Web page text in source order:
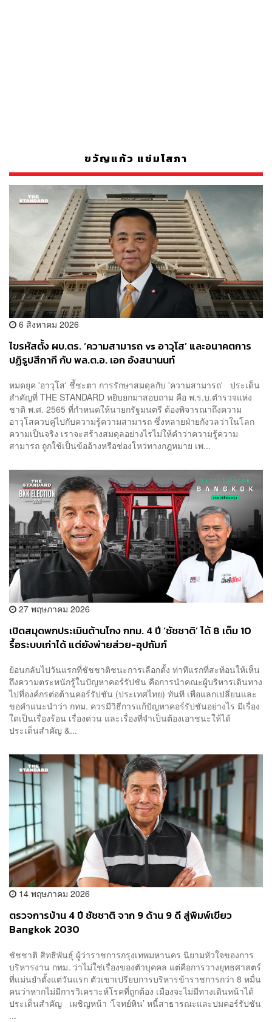
ขวัญแก้ว แช่มโสภา
6 สิงหาคม 2026
ไขรหัสตั้ง ผบ.ตร. ‘ความสามารถ vs อาวุโส’ และอนาคตการ
ปฏิรูปสีกากี กับ พล.ต.อ. เอก อังสนานนท์
หมดยุค 'อาวุโส' ชี้ชะตา การรักษาสมดุลกับ 'ความสามารถ' ประเด็น
สำคัญที่ THE STANDARD หยิบยกมาสอบถาม คือ พ.ร.บ.ตำรวจแห่ง
ชาติ พ.ศ. 2565 ที่กำหนดให้นายกรัฐมนตรี ต้องพิจารณาถึงความ
อาวุโสควบคู่ไปกับความรู้ความสามารถ ซึ่งหลายฝ่ายกังวลว่าในโลก
ความเป็นจริง เราจะสร้างสมดุลอย่างไรไม่ให้คำว่าความรู้ความ
สามารถ ถูกใช้เป็นข้ออ้างหรือช่องโหว่ทางกฎหมาย เพ...
27 พฤษภาคม 2026
เปิดสมุดพกประเมินต้านโกง กทม. 4 ปี ‘ชัชชาติ’ ได้ 8 เต็ม 10
รื้อระบบเก่าได้ แต่ยังพ่ายส่วย-อุปถัมภ์
ย้อนกลับไปวันแรกที่ชัชชาติชนะการเลือกตั้ง ท่าทีแรกที่สะท้อนให้เห็น
ถึงความตระหนักรู้ในปัญหาคอร์รัปชัน คือการนำคณะผู้บริหารเดินทาง
ไปที่องค์กรต่อต้านคอร์รัปชัน (ประเทศไทย) ทันที เพื่อแลกเปลี่ยนและ
ขอคำแนะนำว่า กทม. ควรมีวิธีการแก้ปัญหาคอร์รัปชันอย่างไร มีเรื่อง
ใดเป็นเรื่องร้อน เรื่องด่วน และเรื่องที่จำเป็นต้องเอาชนะให้ได้
ประเด็นสำคัญ &...
14 พฤษภาคม 2026
ตรวจการบ้าน 4 ปี ชัชชาติ จาก 9 ด้าน 9 ดี สู่พิมพ์เขียว
Bangkok 2030
ชัชชาติ สิทธิพันธุ์ ผู้ว่าราชการกรุงเทพมหานคร นิยามหัวใจของการ
บริหารงาน กทม. ว่าไม่ใช่เรื่องของตัวบุคคล แต่คือการวางยุทธศาสตร์
ที่แม่นยำตั้งแต่วันแรก ตัวเขาเปรียบการบริหารข้าราชการกว่า 8 หมื่น
คนว่าหากไม่มีการวิเคราะห์โรคที่ถูกต้อง เมืองจะไม่มีทางเดินหน้าได้
ประเด็นสำคัญ เผชิญหน้า ‘โจทย์หิน’ หนี้สาธารณะและปมคอร์รัปชัน
...